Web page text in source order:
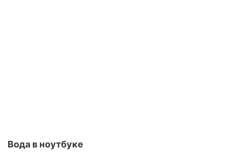
Вода в ноутбуке